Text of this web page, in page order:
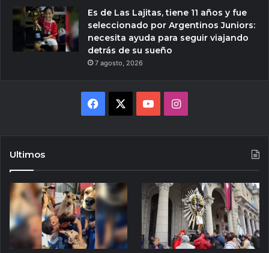
Es de Las Lajitas, tiene 11 años y fue
seleccionado por Argentinos Juniors:
necesita ayuda para seguir viajando
detrás de su sueño
7 agosto, 2026
Facebook YouTubeInstagram
Ultimos